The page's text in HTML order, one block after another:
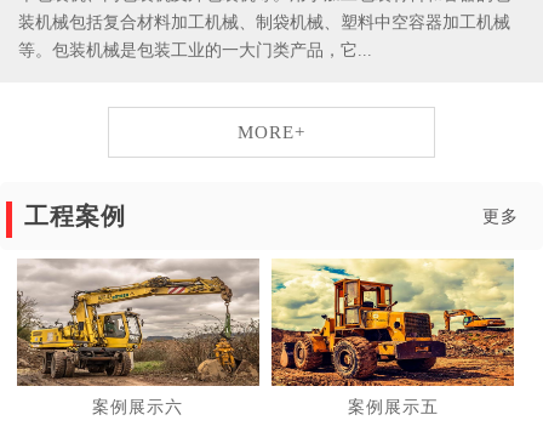
装机械包括复合材料加工机械、制袋机械、塑料中空容器加工机械
等。包装机械是包装工业的一大门类产品，它...
MORE+
工程案例 更多
案例展示六 案例展示五